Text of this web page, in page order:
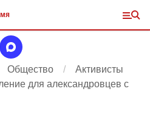
Общество
Активисты
для александровцев с